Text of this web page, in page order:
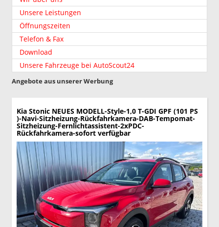
Unsere Leistungen
Öffnungszeiten
Telefon & Fax
Download
Unsere Fahrzeuge bei AutoScout24
Angebote aus unserer Werbung
Kia Stonic NEUES MODELL-Style-1,0 T-GDI GPF (101 PS
)-Navi-Sitzheizung-Rückfahrkamera-DAB-Tempomat-
Sitzheizung-Fernlichtassistent-2xPDC-
Rückfahrkamera-sofort verfügbar